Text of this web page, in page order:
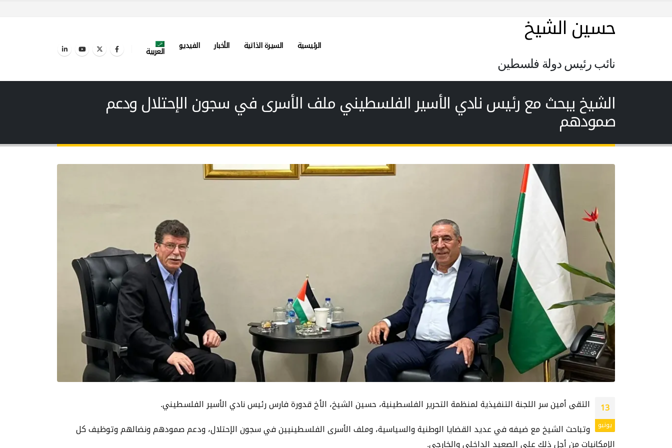
حسين الشيخ
نائب رئيس دولة فلسطين
الرئيسية السيرة الذاتية الأخبار الفيديو العربية
الشيخ يبحث مع رئيس نادي الأسير الفلسطيني ملف الأسرى في سجون الإحتلال ودعم
صمودهم
13
يونيو
التقى أمين سر اللجنة التنفيذية لمنظمة التحرير الفلسطينية، حسين الشيخ، الأخ قدورة فارس رئيس نادي الأسير الفلسطيني.
وتباحث الشيخ مع ضيفه في عديد القضايا الوطنية والسياسية، وملف الأسرى الفلسطينيين في سجون الإحتلال، ودعم صمودهم ونضالهم وتوظيف كل
الإمكانيات من أجل ذلك على الصعيد الداخلي والخارجي.